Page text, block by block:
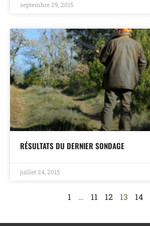
septembre 29, 2015
RÉSULTATS DU DERNIER SONDAGE
juillet 24, 2015
1 … 11 12 13 14